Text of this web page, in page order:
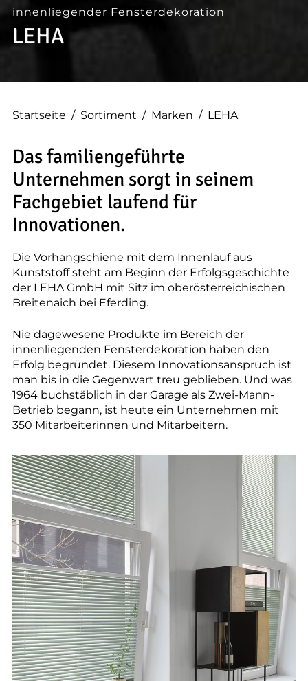
--
--
--
innenliegender Fensterdekoration
LEHA
Startseite / Sortiment / Marken / LEHA
Das familiengeführte
Unternehmen sorgt in seinem
Fachgebiet laufend für
Innovationen.
Die Vorhangschiene mit dem Innenlauf aus
Kunststoff steht am Beginn der Erfolgsgeschichte
der LEHA GmbH mit Sitz im oberösterreichischen
Breitenaich bei Eferding.
Nie dagewesene Produkte im Bereich der
innenliegenden Fensterdekoration haben den
Erfolg begründet. Diesem Innovationsanspruch ist
man bis in die Gegenwart treu geblieben. Und was
1964 buchstäblich in der Garage als Zwei-Mann-
Betrieb begann, ist heute ein Unternehmen mit
350 Mitarbeiterinnen und Mitarbeitern.